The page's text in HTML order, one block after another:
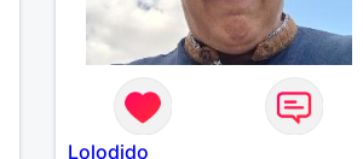
Lolodido